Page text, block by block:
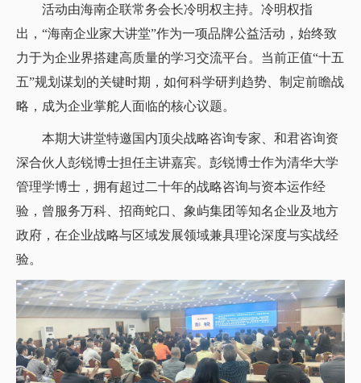
活动由海南企联常务会长冷明权主持。冷明权指
出，“海南企业家大讲堂”作为一项品牌公益活动，始终致
力于为企业界搭建高质量的学习交流平台。当前正值“十五
五”规划谋划的关键时期，如何科学研判趋势、制定前瞻战
略，成为企业掌舵人面临的核心议题。
本期大讲堂特邀国内顶尖战略咨询专家、和君咨询资
深合伙人彭锐博士担任主讲嘉宾。彭锐博士作为清华大学
管理学博士，拥有超过二十年的战略咨询与资本运作经
验，曾服务万科、招商蛇口、象屿集团等知名企业及地方
政府，在企业战略与区域发展领域兼具理论深度与实战经
验。